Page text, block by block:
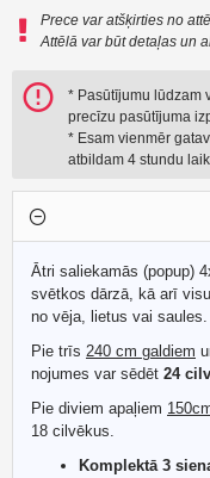
Prece var atšķirties no
Attēlā var būt detaļas un
* Pasūtījumu lūdzam
precīzu pasūtījuma
* Esam vienmēr
atbildam 4 stundu
Ātri saliekamās (popup)
svētkos dārzā, kā arī
no vēja, lietus vai saules.
Pie trīs 240 cm galdiem
nojumes var sēdēt 24
Pie diviem apaļiem
18 cilvēkus.
Komplektā 3